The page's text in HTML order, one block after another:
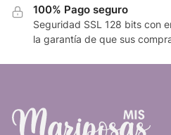
100% Pago seguro
Seguridad SSL 128 bits con
la garantía de que sus